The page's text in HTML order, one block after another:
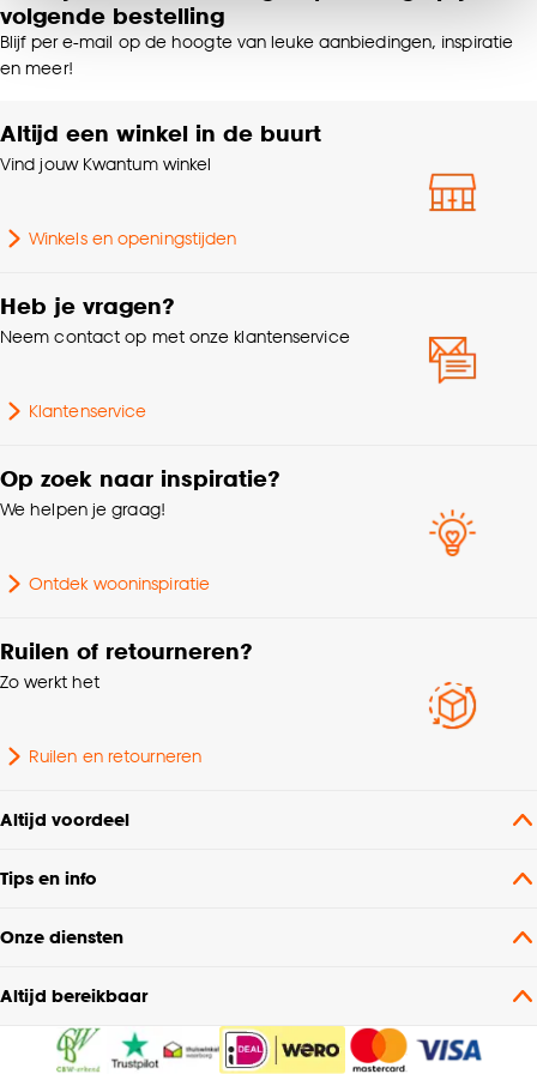
van alle cookies, of klik op ‘weigeren’ om alleen de
noodzakelijke cookies te accepteren. Je kunt er ook
voor kiezen om bepaalde cookies wel of niet te
klikken.
Goed om te weten is dat je deze keuze altijd nog
cookieverklaring.
Garantietermijn
Kleurtint Zwart
Afnemen met vochtige
Met ladderband, Met
Afwerking
Zowel hoogte als breedte
Samenstelling
volgende bestelling
Blijf per e-mail op de hoogte van leuke aanbiedingen, inspiratie
en meer!
Altijd een winkel in de buurt
Vind jouw Kwantum winkel
Winkels en openingstijden
Heb je vragen?
Neem contact op met onze klantenservice
Klantenservice
Op zoek naar inspiratie?
We helpen je graag!
Ontdek wooninspiratie
Ruilen of retourneren?
Zo werkt het
Ruilen en retourneren
Altijd voordeel
Tips en info
Onze diensten
Altijd bereikbaar